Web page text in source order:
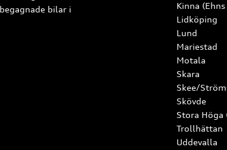
bilar i
Kinna
Lidköping
Lund
Mariestad
Motala
Skara
Skee/
Skövde
Stora Höga
Trollhättan
Uddevalla